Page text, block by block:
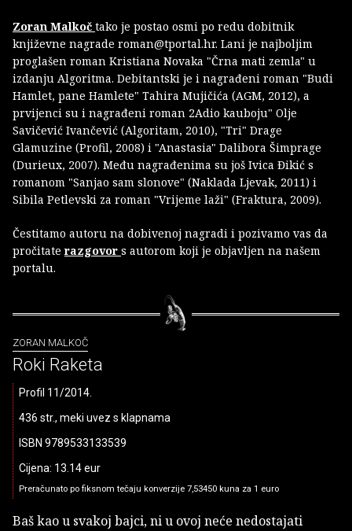
Zoran Malkoč tako je postao osmi po redu dobitnik
književne nagrade roman@tportal.hr. Lani je najboljim
proglašen roman Kristiana Novaka "Črna mati zemla" u
izdanju Algoritma. Debitantski je i nagrađeni roman "Budi
Hamlet, pane Hamlete" Tahira Mujičića (AGM, 2012), a
prvijenci su i nagrađeni roman 2Adio kauboju" Olje
Savičević Ivančević (Algoritam, 2010), "Tri" Drage
Glamuzine (Profil, 2008) i "Anastasia" Dalibora Šimprage
(Durieux, 2007). Među nagrađenima su još Ivica Đikić s
romanom "Sanjao sam slonove" (Naklada Ljevak, 2011) i
Sibila Petlevski za roman "Vrijeme laži" (Fraktura, 2009).
Čestitamo autoru na dobivenoj nagradi i pozivamo vas da
pročitaterazgovor s autorom koji je objavljen na našem
portalu.
ZORAN MALKOČ
Roki Raketa
Profil 11/2014.
436 str., meki uvez s klapnama
ISBN 9789533133539
Cijena: 13.14 eur
Preračunato po fiksnom tečaju konverzije 7,53450 kuna za 1 euro
Baš kao u svakoj bajci, ni u ovoj neće nedostajati